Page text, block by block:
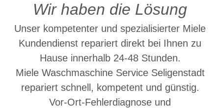
Wir haben die Lösung
Unser kompetenter und spezialisierter Miele
Kundendienst repariert direkt bei Ihnen zu
Hause innerhalb 24-48 Stunden.
Miele Waschmaschine Service Seligenstadt
repariert schnell, kompetent und günstig.
Vor-Ort-Fehlerdiagnose und